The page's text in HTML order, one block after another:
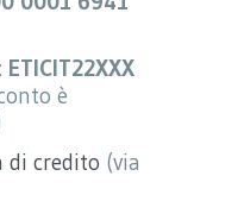
ETICIT22XXX
è
di credito (via